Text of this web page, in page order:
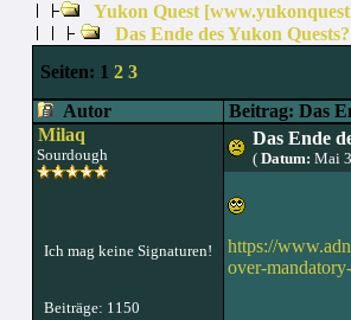
Yukon Quest
Das Ende des Yukon
Seiten: 1 2 3
Autor
Beitrag: Das
Milaq
Sourdough
Ich mag keine Signaturen!
Beiträge: 1150
Das Ende
(Datum: Mai
https://
over-